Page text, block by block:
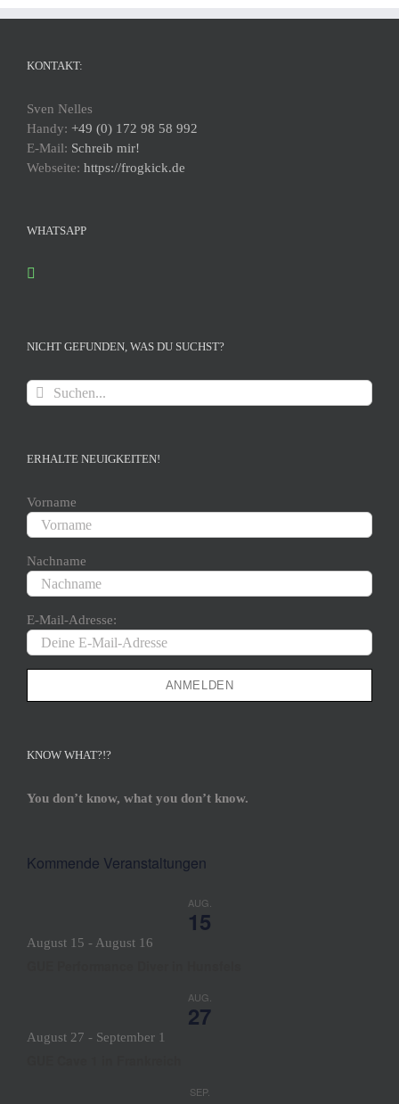
KONTAKT:
Sven Nelles
Handy: +49 (0) 172 98 58 992
E-Mail: Schreib mir!
Webseite: https://frogkick.de
WHATSAPP
NICHT GEFUNDEN, WAS DU SUCHST?
Suche
nach:
ERHALTE NEUIGKEITEN!
Vorname
Nachname
E-Mail-Adresse:
KNOW WHAT?!?
You don’t know, what you don’t know.
Kommende Veranstaltungen
AUG.
15
August 15 - August 16
AUG.
27
August 27 - September 1
SEP.